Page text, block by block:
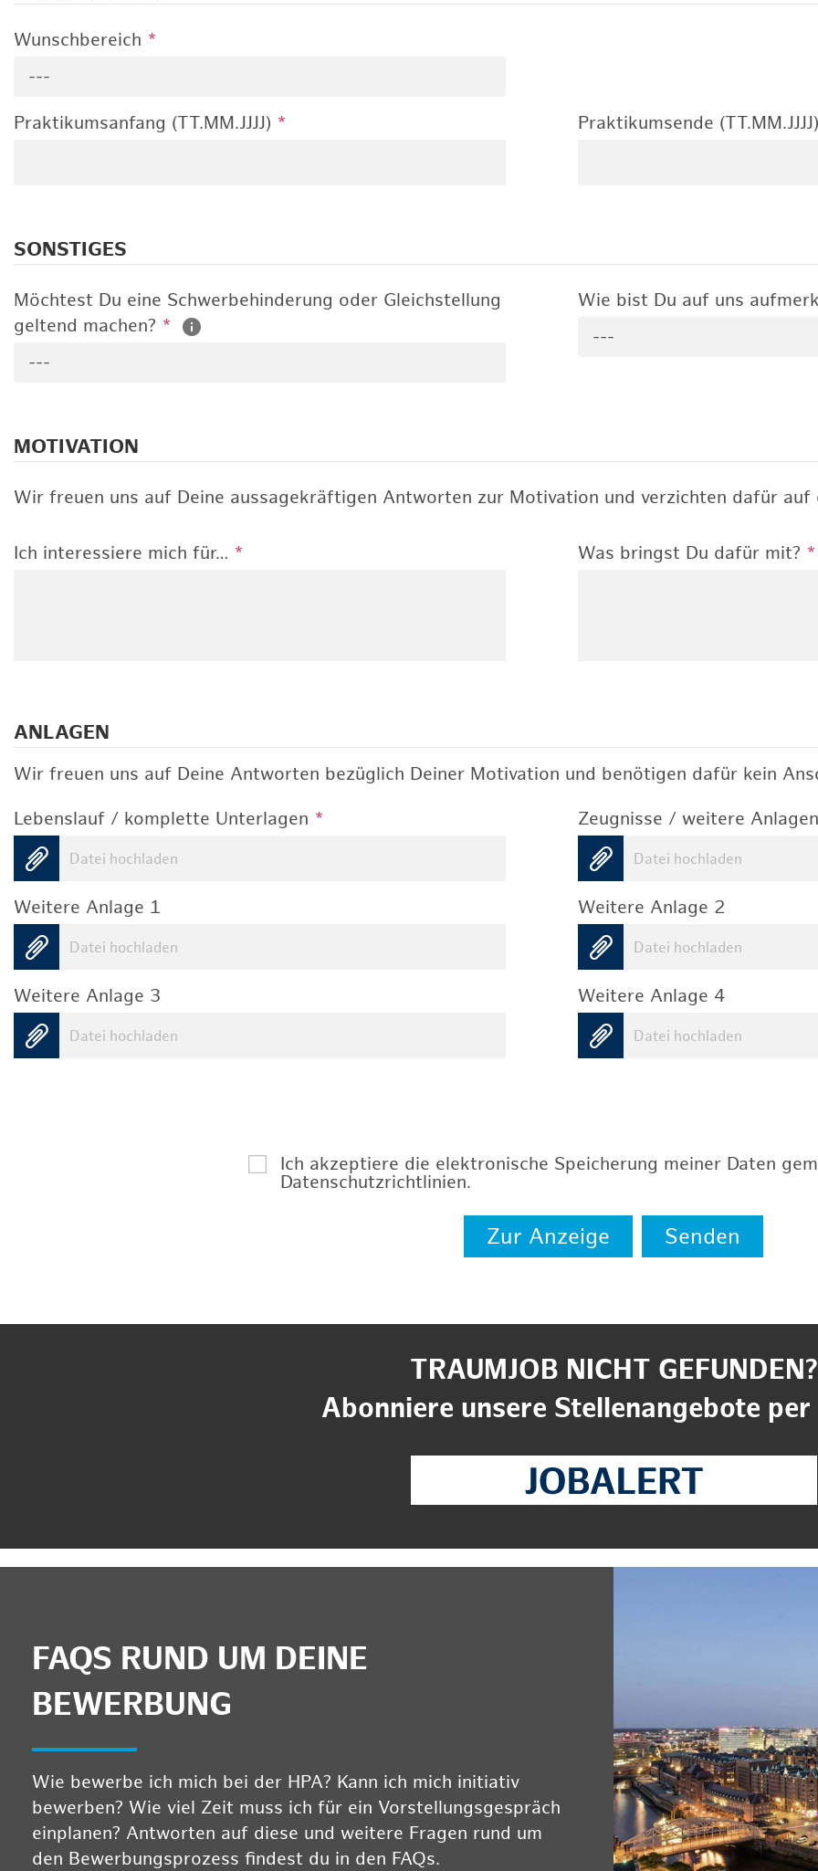
Wunschbereich *
---
Praktikumsanfang (TT.MM.JJJJ) * Praktikumsende
SONSTIGES
Möchtest Du eine Schwerbehinderung oder Gleichstellung
geltend machen? *
---
Wie bist Du auf uns
---
MOTIVATION
Wir freuen uns auf Deine aussagekräftigen Antworten zur Motivation und verzichten dafür auf
Ich interessiere mich für… * Was bringst Du dafür mit? *
ANLAGEN
Wir freuen uns auf Deine Antworten bezüglich Deiner Motivation und benötigen dafür kein
Lebenslauf / komplette Unterlagen *
Datei hochladen
Zeugnisse / weitere
Datei hochladen
Weitere Anlage 1
Datei hochladen
Weitere Anlage 2
Datei hochladen
Weitere Anlage 3
Datei hochladen
Weitere Anlage 4
Datei hochladen
Ich akzeptiere die elektronische Speicherung meiner Daten
Datenschutzrichtlinien.
Zur Anzeige Senden
TRAUMJOB NICHT GEFUNDEN?
Abonniere unsere Stellenangebote per
FAQS RUND UM DEINE
BEWERBUNG
Wie bewerbe ich mich bei der HPA? Kann ich mich initiativ
bewerben? Wie viel Zeit muss ich für ein Vorstellungsgespräch
einplanen? Antworten auf diese und weitere Fragen rund um
den Bewerbungsprozess findest du in den FAQs.